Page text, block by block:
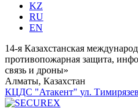
KZ
RU
EN
14-я Казахстанская
противопожарная защита,
связь и дроны»
Алматы, Казахстан
КЦДС "Атакент" ул.